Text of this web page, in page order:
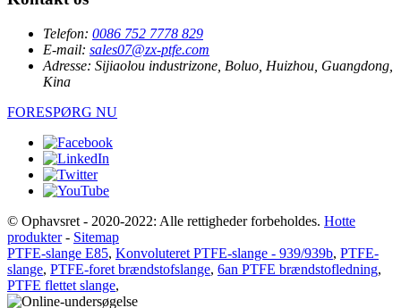
Telefon: 0086 752 7778 829
E-mail: sales07@zx-ptfe.com
Adresse: Sijiaolou industrizone, Boluo, Huizhou, Guangdong,
Kina
FORESPØRG NU
© Ophavsret - 2020-2022: Alle rettigheder forbeholdes. Hotte
produkter- Sitemap
PTFE-slange E85, Konvoluteret PTFE-slange - 939/939b, PTFE-
slange, PTFE-foret brændstofslange, 6an PTFE brændstofledning,
PTFE flettet slange,